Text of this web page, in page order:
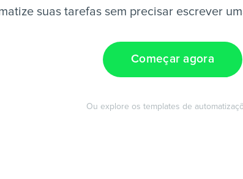
suas tarefas sem precisar escrever
Começar agora
Ou explore os templates de